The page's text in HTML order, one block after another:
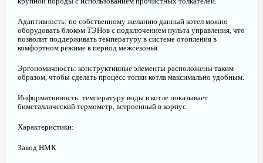
Адаптивность: по собственному желанию данный котел можно
оборудовать блоком ТЭНов с подключением пульта управления, что
позволит поддерживать температуру в системе отопления в
комфортном режиме в период межсезонья.
Эргономичность: конструктивные элементы расположены таким
образом, чтобы сделать процесс топки котла максимально удобным.
Информативность: температуру воды в котле показывает
биметаллический термометр, встроенный в корпус.
Характеристики:
Завод НМК